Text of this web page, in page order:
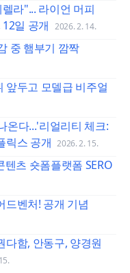
렐라"... 라이언 머피
일 공개 2026. 2. 14.
중 햄부기 깜짝
앞두고 모델급 비주얼
온다...'리얼리티 체크:
릭스 공개 2026. 2. 15.
텐츠 숏폼플랫폼 SERO
드벤처! 공개 기념
다함, 안동구, 양경원